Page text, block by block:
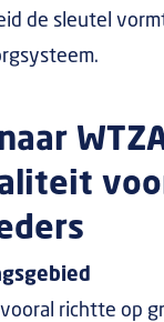
de sleutel
vooral richtte op